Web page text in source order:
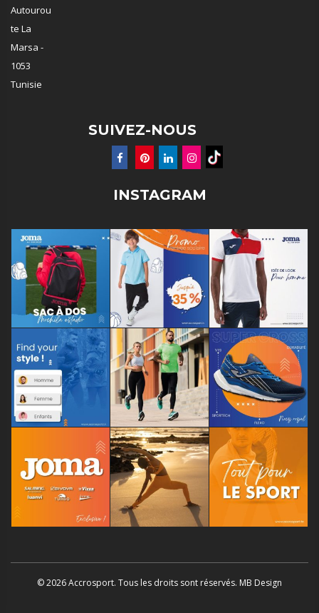
Autourou
te La
Marsa -
1053
Tunisie
SUIVEZ-NOUS
INSTAGRAM
© 2026 Accrosport. Tous les droits sont réservés. MB Design